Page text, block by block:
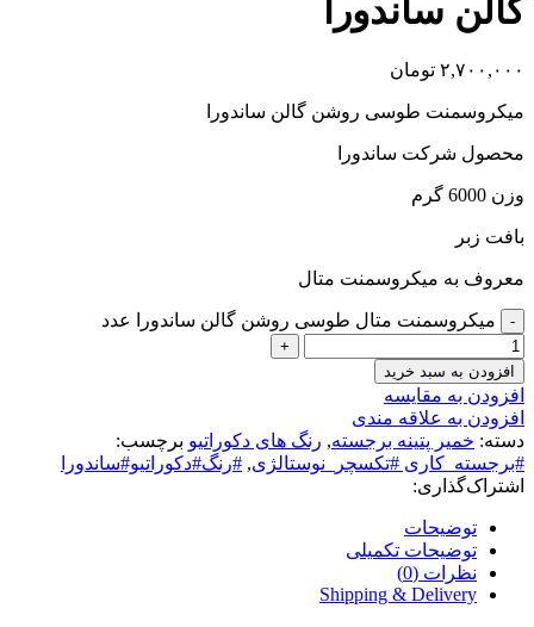
گالن ساندورا
۲,۷۰۰,۰۰۰ تومان
میکروسمنت طوسی روشن گالن ساندورا
محصول شرکت ساندورا
وزن 6000 گرم
بافت زبر
معروف به میکروسمنت متال
میکروسمنت متال طوسی روشن گالن ساندورا عدد
افزودن به سبد خرید
افزودن به مقایسه
افزودن به علاقه مندی
دسته: خمیر پتینه برجسته, رنگ های دکوراتیو برچسب:
#برجسته_کاری #تکسچر_نوستالژی, #رنگ#دکوراتیو#ساندورا
اشتراک‌گذاری:
توضیحات
توضیحات تکمیلی
نظرات (0)
Shipping & Delivery